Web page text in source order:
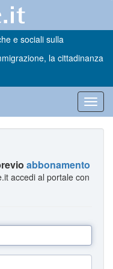
e sociali sulla
la cittadinanza
abbonamento
accedi al portale con